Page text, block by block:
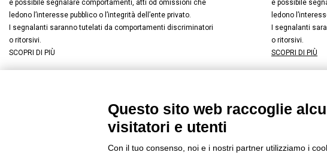
è possibile segnalare comportamenti, atti od omissioni che
ledono l’interesse pubblico o l’integrità dell’ente privato.
I segnalanti saranno tutelati da comportamenti discriminatori
o ritorsivi.
SCOPRI DI PIÙ
è possibile
ledono
I segnalanti
o ritorsivi.
SCOPRI DI PIÙ
FACEBOOK LINKEDIN / YOUTUBE INSTAGRAM
Privacy -Cookies -Modifica preferenze Cookie
Questo sito web raccoglie
visitatori e utenti
Con il tuo consenso, noi e i nostri partner utilizziamo i